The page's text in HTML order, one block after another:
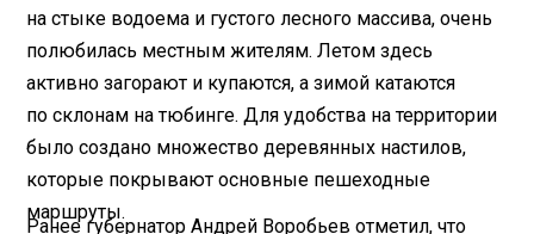
на стыке водоема и густого лесного массива, очень
полюбилась местным жителям. Летом здесь
активно загорают и купаются, а зимой катаются
по склонам на тюбинге. Для удобства на территории
было создано множество деревянных настилов,
которые покрывают основные пешеходные
маршруты.
Ранее губернатор Андрей Воробьев отметил, что